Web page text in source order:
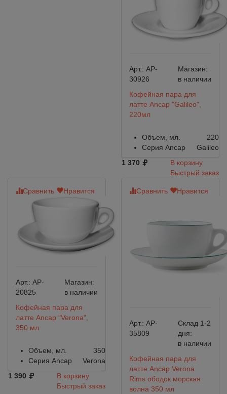
Арт.: AP-
30926
Магазин:
в наличии
Кофейная пара для
латте Ancap "Galileo",
220мл
Объем, мл.
220
Серия Ancap
Galileo
1 370
В корзину
Быстрый заказ
Сравнить Нравится
Арт.: AP-
20825
Магазин:
в наличии
Кофейная пара для
латте Ancap "Verona",
350 мл
Объем, мл.
350
Серия Ancap
Verona
1 390
В корзину
Быстрый заказ
Сравнить Нравится
Арт.: AP-
35809
Склад 1-2
дня:
в наличии
Кофейная пара для
латте Ancap Verona
Rims ободок морская
волна 350 мл